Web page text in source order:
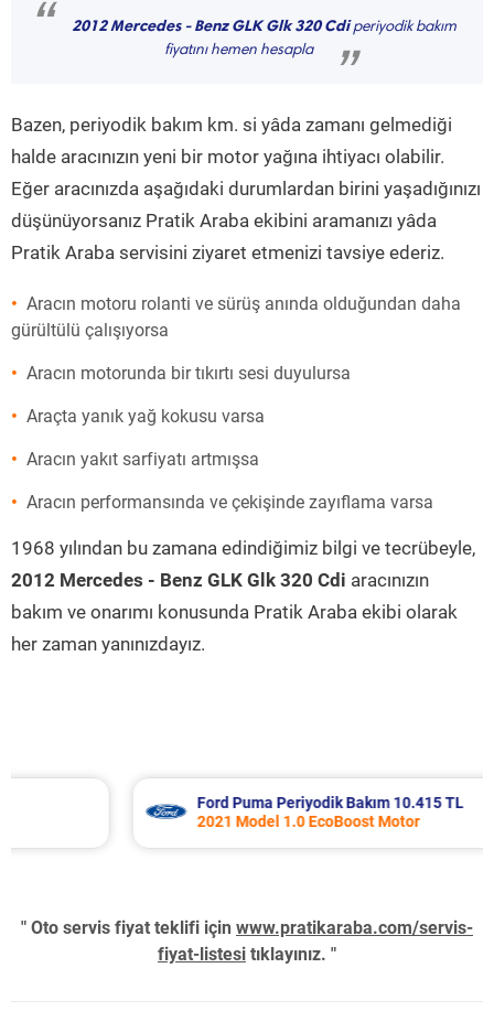
“ 2012 Mercedes - Benz GLK Glk 320 Cdiperiyodik bakım
fiyatını hemen hesapla
”
Bazen, periyodik bakım km. si yâda zamanı gelmediği
halde aracınızın yeni bir motor yağına ihtiyacı olabilir.
Eğer aracınızda aşağıdaki durumlardan birini yaşadığınızı
düşünüyorsanız Pratik Araba ekibini aramanızı yâda
Pratik Araba servisini ziyaret etmenizi tavsiye ederiz.
Aracın motoru rolanti ve sürüş anında olduğundan daha
gürültülü çalışıyorsa
Aracın motorunda bir tıkırtı sesi duyulursa
Araçta yanık yağ kokusu varsa
Aracın yakıt sarfiyatı artmışsa
Aracın performansında ve çekişinde zayıflama varsa
1968 yılından bu zamana edindiğimiz bilgi ve tecrübeyle,
2012 Mercedes - Benz GLK Glk 320 Cdi aracınızın
bakım ve onarımı konusunda Pratik Araba ekibi olarak
her zaman yanınızdayız.
Ford Puma Periyodik Bakım 10.415 TL
2021 Model 1.0 EcoBoost Motor
" Oto servis fiyat teklifi için www.pratikaraba.com/servis-
fiyat-listesi tıklayınız. "